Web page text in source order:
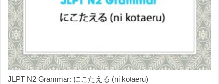
JLPT N2 Grammar: にこたえる (ni kotaeru)